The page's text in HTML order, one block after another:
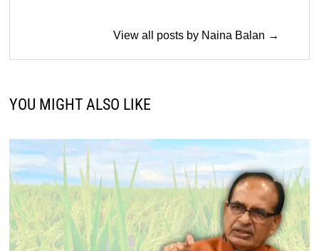
View all posts by Naina Balan →
YOU MIGHT ALSO LIKE